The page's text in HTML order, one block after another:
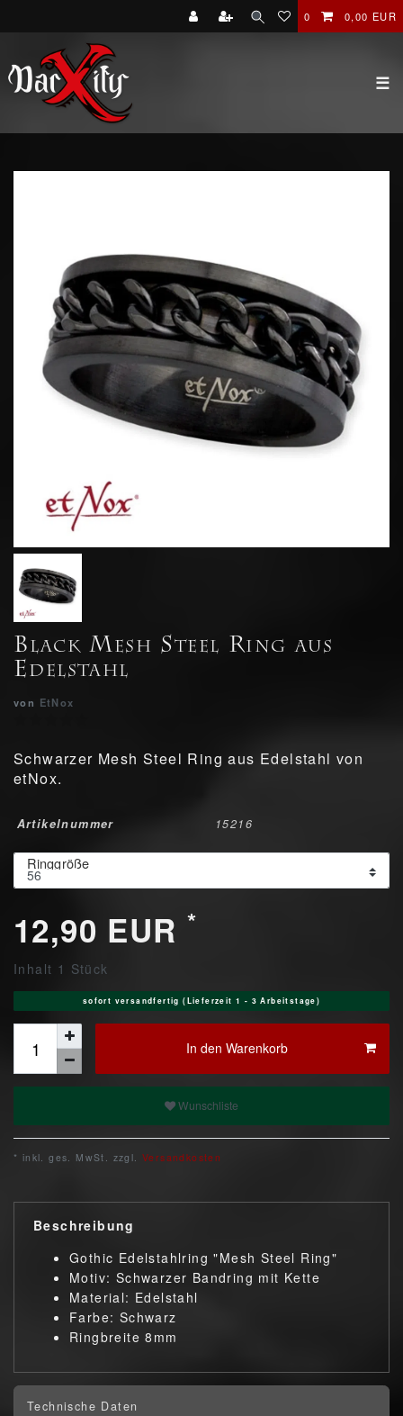
0 0,00 EUR
☰
Black Mesh Steel Ring aus
Edelstahl
von EtNox
Schwarzer Mesh Steel Ring aus Edelstahl von
etNox.
Artikelnummer 15216
Ringgröße
12,90 EUR *
Inhalt 1 Stück
sofort versandfertig (Lieferzeit 1 - 3 Arbeitstage)
In den Warenkorb
Wunschliste
* inkl. ges. MwSt. zzgl. Versandkosten
Beschreibung
Gothic Edelstahlring "Mesh Steel Ring"
Motiv: Schwarzer Bandring mit Kette
Material: Edelstahl
Farbe: Schwarz
Ringbreite 8mm
Technische Daten